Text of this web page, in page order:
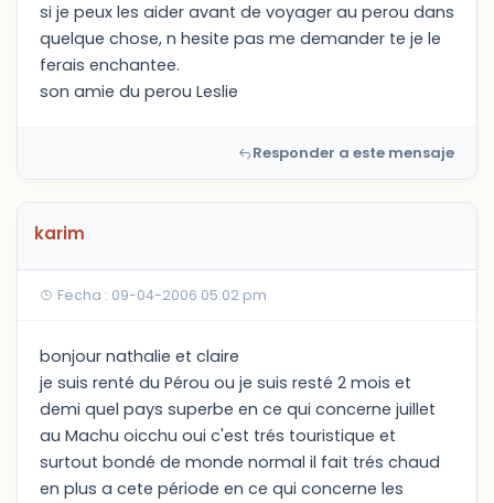
si je peux les aider avant de voyager au perou dans
quelque chose, n hesite pas me demander te je le
ferais enchantee.
son amie du perou Leslie
Responder a este mensaje
karim
Fecha : 09-04-2006 05:02 pm
bonjour nathalie et claire
je suis renté du Pérou ou je suis resté 2 mois et
demi quel pays superbe en ce qui concerne juillet
au Machu oicchu oui c'est trés touristique et
surtout bondé de monde normal il fait trés chaud
en plus a cete période en ce qui concerne les